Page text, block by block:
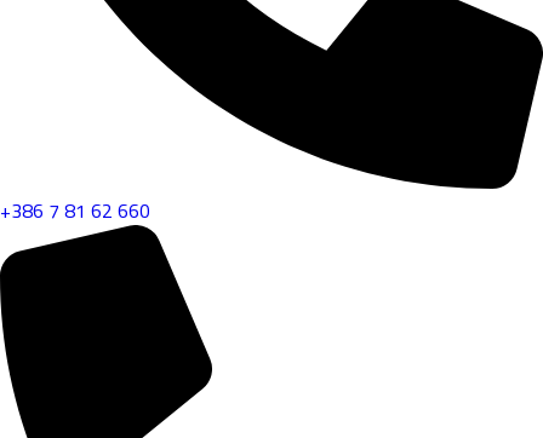
+386 7 81 62 660